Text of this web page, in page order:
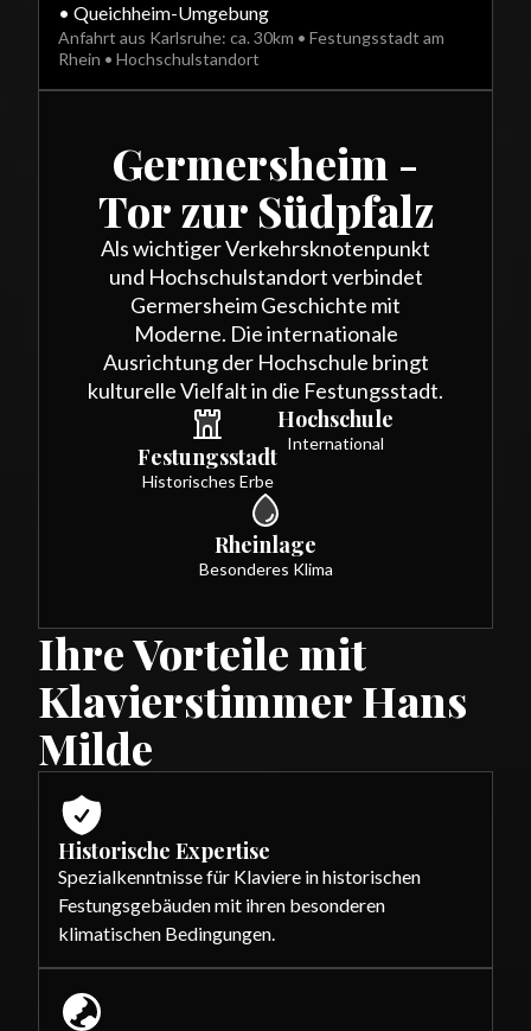
• Queichheim-Umgebung
Anfahrt aus Karlsruhe: ca. 30km • Festungsstadt am
Rhein • Hochschulstandort
Germersheim -
Tor zur Südpfalz
Als wichtiger Verkehrsknotenpunkt
und Hochschulstandort verbindet
Germersheim Geschichte mit
Moderne. Die internationale
Ausrichtung der Hochschule bringt
kulturelle Vielfalt in die Festungsstadt.
Festungsstadt
Historisches Erbe
Hochschule
International
Rheinlage
Besonderes Klima
Ihre Vorteile mit
Klavierstimmer Hans
Milde
Historische Expertise
Spezialkenntnisse für Klaviere in historischen
Festungsgebäuden mit ihren besonderen
klimatischen Bedingungen.